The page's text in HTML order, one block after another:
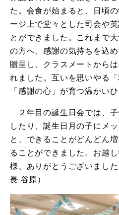
た。会食が始まると、日頃
ージ上で堂々とした司会や
とができました。これまで
の方へ、感謝の気持ちを込
贈呈し、クラスメートから
れました。互いを思いやる
「感謝の心」が育つ温かい
２年目の誕生日会では、
したり、誕生日月の子にメ
と、できることがどんどん
ることができました。お越
様、ありがとうございまし
長 谷原）